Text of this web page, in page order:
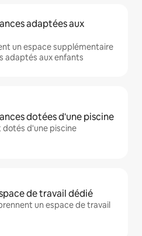
adaptées aux
un espace supplémentaire
adaptés aux enfants
dotées d'une piscine
dotés d'une piscine
de travail dédié
un espace de travail